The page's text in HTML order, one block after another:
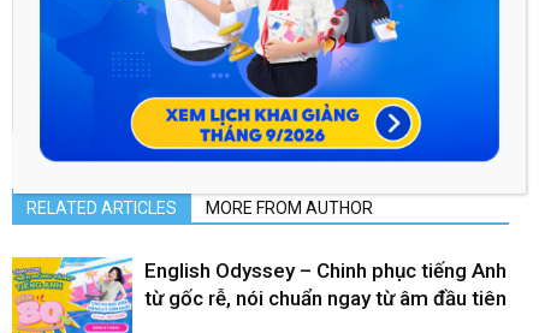
acq.hocmai
RELATED ARTICLES MORE FROM AUTHOR
English Odyssey – Chinh phục tiếng Anh
từ gốc rễ, nói chuẩn ngay từ âm đầu tiên